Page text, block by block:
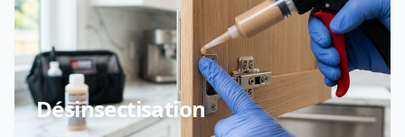
Désinsectisation